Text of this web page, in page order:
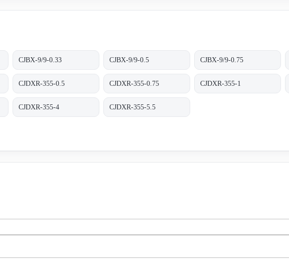
CJBX-9/9-0.33 CJBX-9/9-0.5 CJBX-9/9-0.75
CJDXR-355-0.5 CJDXR-355-0.75 CJDXR-355-1
CJDXR-355-4 CJDXR-355-5.5